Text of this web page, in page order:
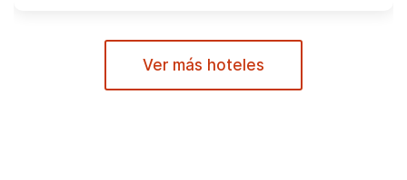
Ver más hoteles